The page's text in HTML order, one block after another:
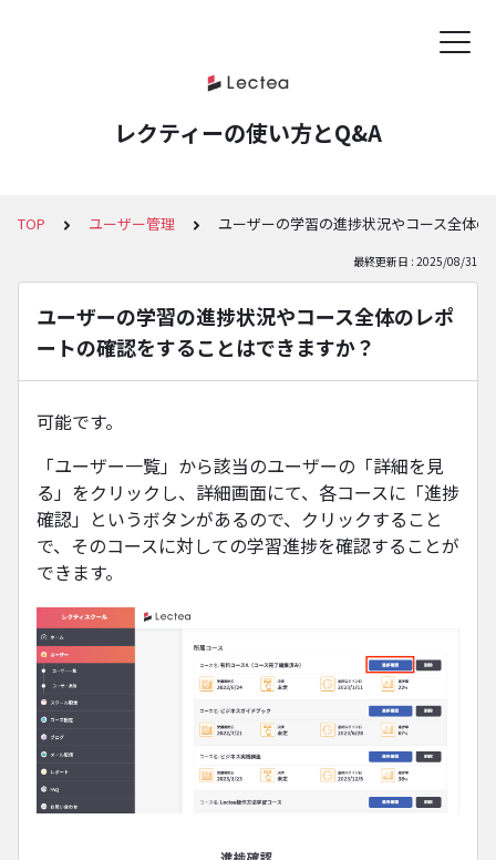
レクティーの使い方とQ&A
TOP ユーザー管理 ユーザーの学習の進捗状況やコース全体
最終更新日 : 2025/08/31
ユーザーの学習の進捗状況やコース全体のレポ
ートの確認をすることはできますか？
可能です。
「ユーザー一覧」から該当のユーザーの「詳細を見
る」をクリックし、詳細画面にて、各コースに「進捗
確認」というボタンがあるので、クリックすること
で、そのコースに対しての学習進捗を確認することが
できます。